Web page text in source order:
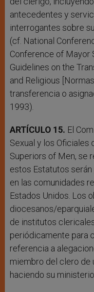
antecedentes y
interrogantes sobre
(cf. National
Conference of Mayor
Guidelines on the
and Religious
transferencia o
1993).
ARTÍCULO 15. El
Sexual y los Oficiales
Superiors of Men, se
estos Estatutos
en las comunidades
Estados Unidos. Los
diocesanos/
de institutos
periódicamente para
referencia a
miembro del clero de
haciendo su